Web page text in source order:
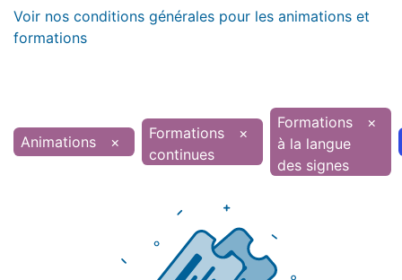
Voir nos conditions générales pour les animations et
formations
Animations ×
Formations
continues
×
Formations
à la langue
des signes
×